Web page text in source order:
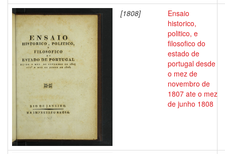
[1808]
Ensaio
historico,
politico, e
filosofico do
estado de
portugal desde
o mez de
novembro de
1807 ate o mez
de junho 1808